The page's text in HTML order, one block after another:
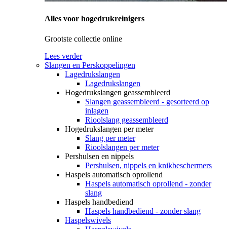
Alles voor hogedrukreinigers
Grootste collectie online
Lees verder
Slangen en Perskoppelingen
Lagedrukslangen
Lagedrukslangen
Hogedrukslangen geassembleerd
Slangen geassembleerd - gesorteerd op
inlagen
Rioolslang geassembleerd
Hogedrukslangen per meter
Slang per meter
Rioolslangen per meter
Pershulsen en nippels
Pershulsen, nippels en knikbeschermers
Haspels automatisch oprollend
Haspels automatisch oprollend - zonder
slang
Haspels handbediend
Haspels handbediend - zonder slang
Haspelswivels